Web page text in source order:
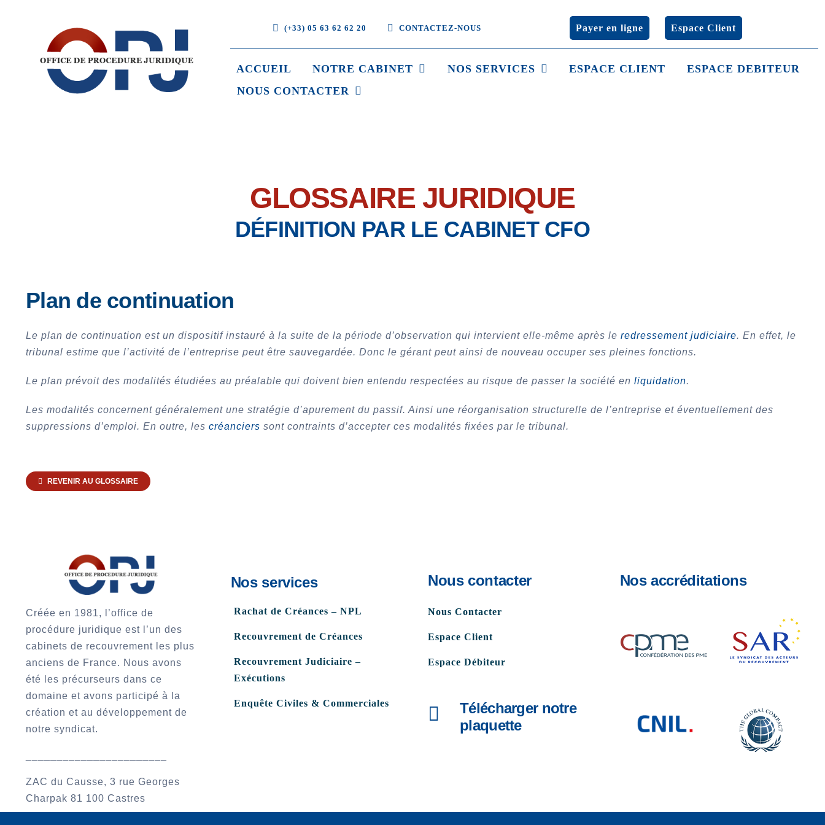
(+33) 05 63 62 62 20 CONTACTEZ-NOUS Payer en ligne Espace Client
ACCUEIL NOTRE CABINET NOS SERVICES ESPACE CLIENT
ESPACE DEBITEUR
NOUS CONTACTER
GLOSSAIRE JURIDIQUE
DÉFINITION PAR LE CABINET CFO
Plan de continuation
Le plan de continuation est un dispositif instauré à la suite de la période d’observation qui intervient elle-même après le redressement judiciaire. En effet, le
tribunal estime que l’activité de l’entreprise peut être sauvegardée. Donc le gérant peut ainsi de nouveau occuper ses pleines fonctions.
Le plan prévoit des modalités étudiées au préalable qui doivent bien entendu respectées au risque de passer la société en liquidation.
Les modalités concernent généralement une stratégie d’apurement du passif. Ainsi une réorganisation structurelle de l’entreprise et éventuellement des
suppressions d’emploi. En outre, les créanciers sont contraints d’accepter ces modalités fixées par le tribunal.
REVENIR AU GLOSSAIRE
Créée en 1981, l’office de
procédure juridique est l’un des
cabinets de recouvrement les plus
anciens de France. Nous avons
été les précurseurs dans ce
domaine et avons participé à la
création et au développement de
notre syndicat.
ZAC du Causse, 3 rue Georges
Charpak 81 100 Castres
Nos services
Rachat de Créances – NPL
Recouvrement de Créances
Recouvrement Judiciaire –
Exécutions
Enquête Civiles & Commerciales
Nous contacter
Nous Contacter
Espace Client
Espace Débiteur
Télécharger notre
plaquette
Nos accréditations